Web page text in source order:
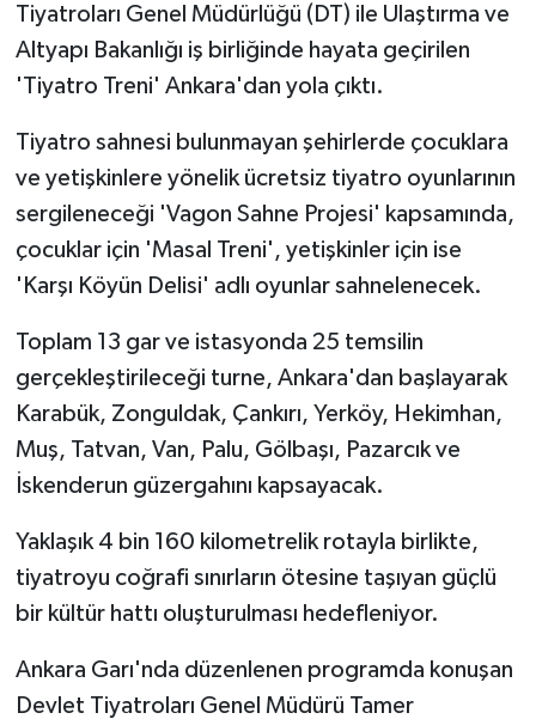
Tiyatroları Genel Müdürlüğü (DT) ile Ulaştırma ve
Altyapı Bakanlığı iş birliğinde hayata geçirilen
'Tiyatro Treni' Ankara'dan yola çıktı.
Tiyatro sahnesi bulunmayan şehirlerde çocuklara
ve yetişkinlere yönelik ücretsiz tiyatro oyunlarının
sergileneceği 'Vagon Sahne Projesi' kapsamında,
çocuklar için 'Masal Treni', yetişkinler için ise
'Karşı Köyün Delisi' adlı oyunlar sahnelenecek.
Toplam 13 gar ve istasyonda 25 temsilin
gerçekleştirileceği turne, Ankara'dan başlayarak
Karabük, Zonguldak, Çankırı, Yerköy, Hekimhan,
Muş, Tatvan, Van, Palu, Gölbaşı, Pazarcık ve
İskenderun güzergahını kapsayacak.
Yaklaşık 4 bin 160 kilometrelik rotayla birlikte,
tiyatroyu coğrafi sınırların ötesine taşıyan güçlü
bir kültür hattı oluşturulması hedefleniyor.
Ankara Garı'nda düzenlenen programda konuşan
Devlet Tiyatroları Genel Müdürü Tamer